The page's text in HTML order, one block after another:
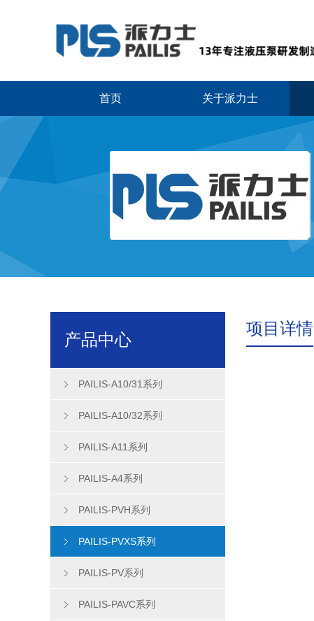
首页 关于派力士
产品中心
PAILIS-A10/31系列
PAILIS-A10/32系列
PAILIS-A11系列
PAILIS-A4系列
PAILIS-PVH系列
PAILIS-PVXS系列
PAILIS-PV系列
PAILIS-PAVC系列
项目详情